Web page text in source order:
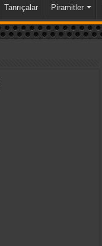
Tanrıçalar Piramitler